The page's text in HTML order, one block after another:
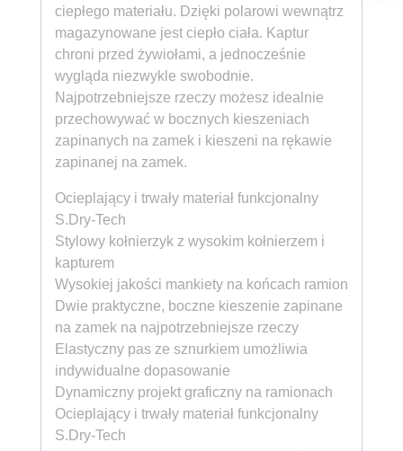
ciepłego materiału. Dzięki polarowi wewnątrz
magazynowane jest ciepło ciała. Kaptur
chroni przed żywiołami, a jednocześnie
wygląda niezwykle swobodnie.
Najpotrzebniejsze rzeczy możesz idealnie
przechowywać w bocznych kieszeniach
zapinanych na zamek i kieszeni na rękawie
zapinanej na zamek.
Ocieplający i trwały materiał funkcjonalny
S.Dry-Tech
Stylowy kołnierzyk z wysokim kołnierzem i
kapturem
Wysokiej jakości mankiety na końcach ramion
Dwie praktyczne, boczne kieszenie zapinane
na zamek na najpotrzebniejsze rzeczy
Elastyczny pas ze sznurkiem umożliwia
indywidualne dopasowanie
Dynamiczny projekt graficzny na ramionach
Ocieplający i trwały materiał funkcjonalny
S.Dry-Tech